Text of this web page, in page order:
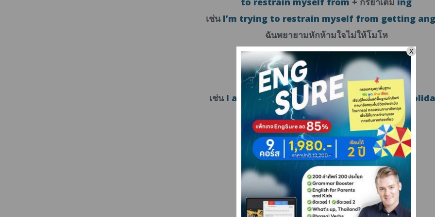
เช่นI’m trying to restrain myself from getting
ฉันพยายามหักห้ามใจไม่ให้โมโห
งดเว้นจาก…
to refrain/abstain from+ กริยาเติมing
เช่น I abstain from eating meat during this
ฉันงดเว้นจากการกินเนื้อสัตว์ในช่วงเทศกาลนี้
อยากคุยกับฝรั่ง แต่พูดกันไม่รู้เรื่อง !
คอร์สออนไลน์ของอ.อดัมช่วยแก้ปัญหานี้ได้แน่นอนครับ
ทักไลน์เพื่อรับส่วนลด คลิก=> https://lin.ee/bVgSvqi